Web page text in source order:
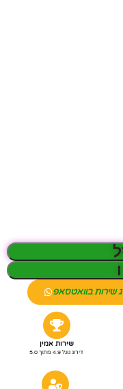
שירות בוואטסאפ
שירות אמין
דירוג גוגל 4.9 מתוך 5.0